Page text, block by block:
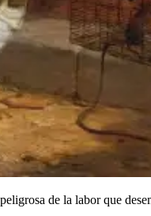
de la labor que